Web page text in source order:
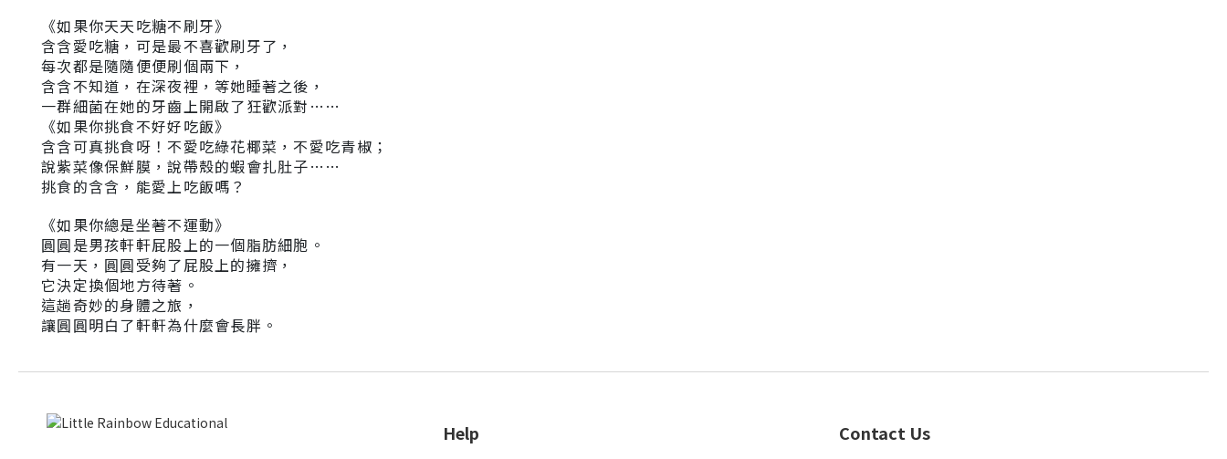
《如果你天天吃糖不刷牙》
含含愛吃糖，可是最不喜歡刷牙了，
每次都是隨隨便便刷個兩下，
含含不知道，在深夜裡，等她睡著之後，
一群細菌在她的牙齒上開啟了狂歡派對……
《如果你挑食不好好吃飯》
含含可真挑食呀！不愛吃綠花椰菜，不愛吃青椒；
說紫菜像保鮮膜，說帶殼的蝦會扎肚子……
挑食的含含，能愛上吃飯嗎？
《如果你總是坐著不運動》
圓圓是男孩軒軒屁股上的一個脂肪細胞。
有一天，圓圓受夠了屁股上的擁擠，
它決定換個地方待著。
這趟奇妙的身體之旅，
讓圓圓明白了軒軒為什麼會長胖。
Help Contact Us